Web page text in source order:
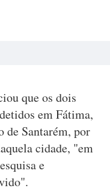
que os dois
em Fátima,
de Santarém, por
cidade, "em
e